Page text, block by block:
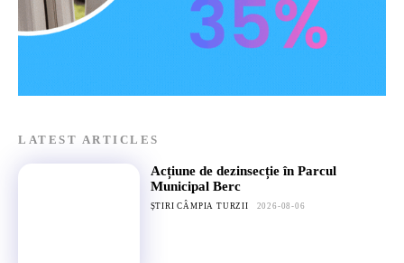
LATEST ARTICLES
Acțiune de dezinsecție în Parcul
Municipal Berc
ȘTIRI CÂMPIA TURZII 2026-08-06